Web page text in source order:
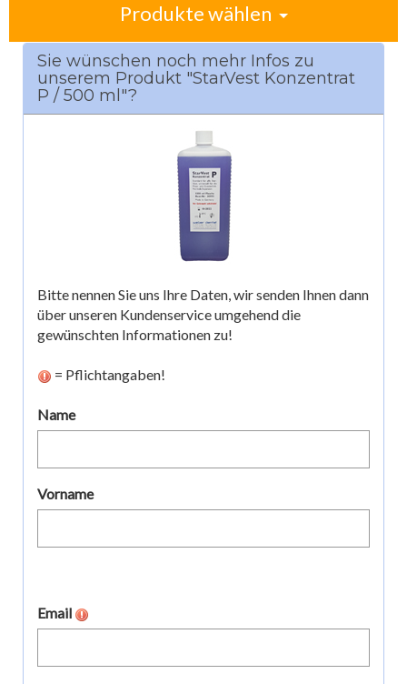
Produkte wählen
Sie wünschen noch mehr Infos zu
unserem Produkt "StarVest Konzentrat
P / 500 ml"?
Bitte nennen Sie uns Ihre Daten, wir senden Ihnen dann
über unseren Kundenservice umgehend die
gewünschten Informationen zu!
= Pflichtangaben!
Name
Vorname
Email